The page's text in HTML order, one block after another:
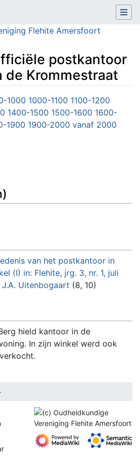
Flehite Amersfoort
postkantoor
de Krommestraat
1000 1000-1100 1100-1200
1400-1500 1500-1600 1600-
1900 1900-2000 vanaf 2000
van het postkantoor in
(I) in: Flehite, jrg. 3, nr. 1, juli
J.A. Uitenbogaart (8, 10)
hield kantoor in de
In zijn winkel werd ook